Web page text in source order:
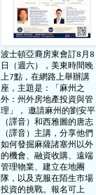
波士頓亞裔房東會訂8月8
日（週六），美東時間晚
上7點，在網路上舉辦講
座，主題是：「麻州之
外：州外房地產投資與管
理」， 邀請麻州的劉安平
（譯音）和西雅圖的唐志
（譯音）主講，分享他們
如何發掘麻薩諸塞州以外
的機會、融資收購、遠端
管理物業、建立在地團
隊，以及克服在陌生市場
投資的挑戰。報名可上